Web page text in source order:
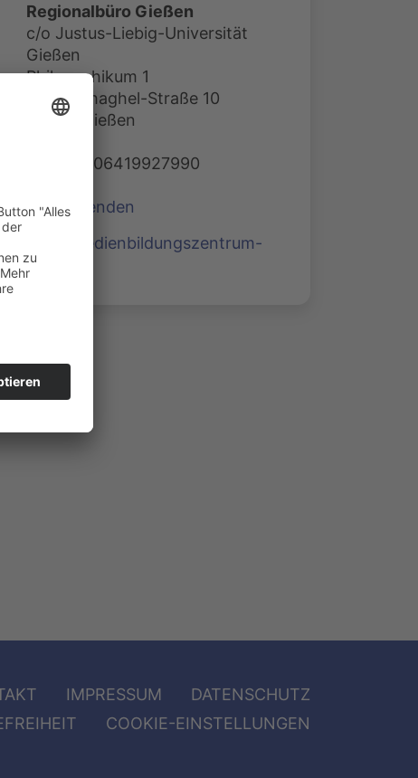
Regionalbüro Gießen
c/o Justus-Liebig-Universität
Gießen
Philosophikum 1
Otto-Behaghel-Straße 10
35394 Gießen
Telefon: 06419927990
E-Mail senden
www.medienbildungszentrum-
sued.de
IMPRESSUM
DATENSCHUTZ
COOKIE-EINSTELLUNGEN